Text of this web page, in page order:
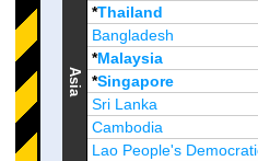
Asia
*Thailand
Bangladesh
*Malaysia
*Singapore
Sri Lanka
Cambodia
Lao People's